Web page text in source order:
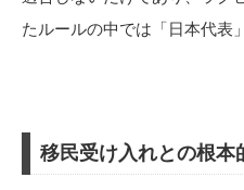
たルールの中では「日本代表
移民受け入れとの根本